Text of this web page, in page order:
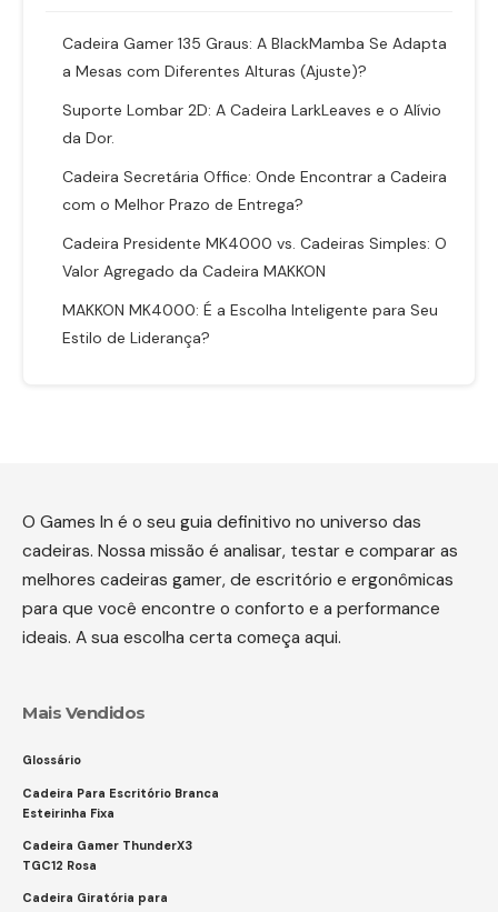
Cadeira Gamer 135 Graus: A BlackMamba Se Adapta
a Mesas com Diferentes Alturas (Ajuste)?
Suporte Lombar 2D: A Cadeira LarkLeaves e o Alívio
da Dor.
Cadeira Secretária Office: Onde Encontrar a Cadeira
com o Melhor Prazo de Entrega?
Cadeira Presidente MK4000 vs. Cadeiras Simples: O
Valor Agregado da Cadeira MAKKON
MAKKON MK4000: É a Escolha Inteligente para Seu
Estilo de Liderança?
O Games In é o seu guia definitivo no universo das
cadeiras. Nossa missão é analisar, testar e comparar as
melhores cadeiras gamer, de escritório e ergonômicas
para que você encontre o conforto e a performance
ideais. A sua escolha certa começa aqui.
Mais Vendidos
Glossário
Cadeira Para Escritório Branca
Esteirinha Fixa
Cadeira Gamer ThunderX3
TGC12 Rosa
Cadeira Giratória para